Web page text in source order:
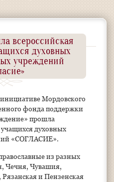
всероссийская
духовных
учреждений
Мордовского
фонда поддержки
прошла
учащихся духовных
«СОГЛАСИЕ».
из разных
Чечня, Чувашия,
и Пензенская